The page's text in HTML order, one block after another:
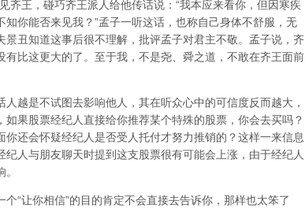
齐王，碰巧齐王派人给他传话说：“我本应来看你，但因寒疾
你能否来见我？”孟子一听这话，也称自己身体不舒服，无
丑知道这事后很不理解，批评孟子对君主不敬。孟子说，齐
比这更大的了。至于我，不是尧、舜之道，不敢在齐王面前
人越是不试图去影响他人，其在听众心中的可信度反而越大，
如果股票经纪人直接给你推荐某个特殊的股票，你会去买吗？
还会怀疑经纪人是否受人托付才努力推销的？这样一来信息
人与朋友聊天时提到这支股票很有可能会上涨，由于经纪人
“让你相信”的目的肯定不会直接去告诉你，那样也太笨了